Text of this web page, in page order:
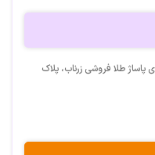
پاساژ طلا فروشی زرناب، پلاک